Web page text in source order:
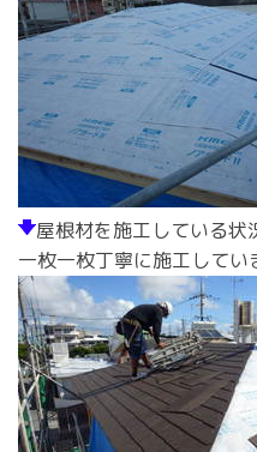
屋根材を施工している状
一枚一枚丁寧に施工してい